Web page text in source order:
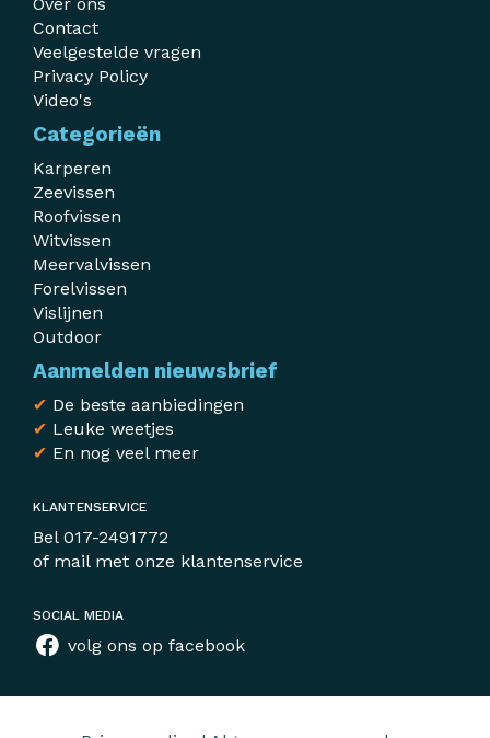
Over ons
Contact
Veelgestelde vragen
Privacy Policy
Video's
Categorieën
Karperen
Zeevissen
Roofvissen
Witvissen
Meervalvissen
Forelvissen
Vislijnen
Outdoor
Aanmelden nieuwsbrief
✔ De beste aanbiedingen
✔ Leuke weetjes
✔ En nog veel meer
KLANTENSERVICE
Bel 017-2491772
of mail met onze klantenservice
SOCIAL MEDIA
volg ons op facebook